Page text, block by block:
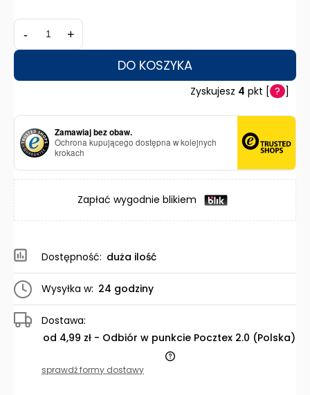
- +
DO KOSZYKA
Zyskujesz 4 pkt [ ? ]
Zamawiaj bez obaw.
Ochrona kupującego dostępna w kolejnych
krokach
Zapłać wygodnie blikiem
Dostępność: duża ilość
Wysyłka w: 24 godziny
Dostawa:
od 4,99 zł - Odbiór w punkcie Pocztex 2.0 (Polska)
Cena nie zawiera ewentualnych kosztów płatności
sprawdź formy dostawy